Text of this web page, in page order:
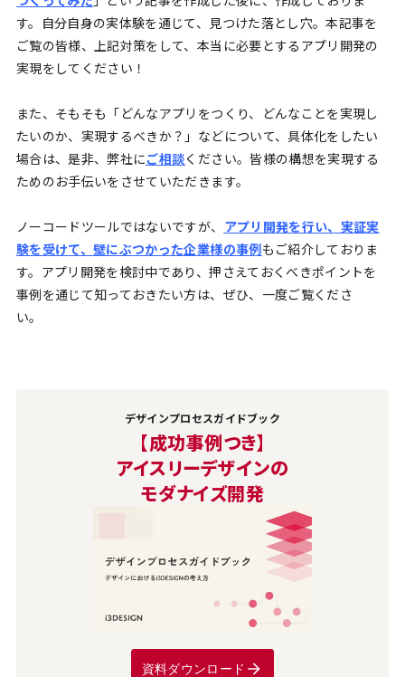
す。自分自身の実体験を通じて、見つけた落とし穴。本記事を
ご覧の皆様、上記対策をして、本当に必要とするアプリ開発の
実現をしてください！
また、そもそも「どんなアプリをつくり、どんなことを実現し
たいのか、実現するべきか？」などについて、具体化をしたい
場合は、是非、弊社にご相談ください。皆様の構想を実現する
ためのお手伝いをさせていただきます。
ノーコードツールではないですが、 アプリ開発を行い、実証実
験を受けて、壁にぶつかった企業様の事例 もご紹介しておりま
す。アプリ開発を検討中であり、押さえておくべきポイントを
事例を通じて知っておきたい方は、ぜひ、一度ご覧くださ
い。
デザインプロセスガイドブック
【成功事例つき】
アイスリーデザインの
モダナイズ開発
資料ダウンロード